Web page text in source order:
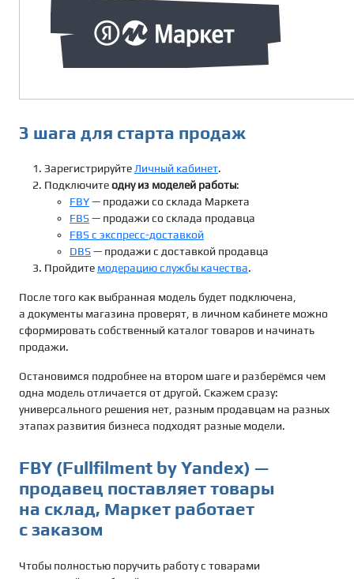
3 шага для старта продаж
ЗарегистрируйтеЛичный кабинет.
Подключитеодну из моделей работы:
FBY— продажи со склада Маркета
FBS— продажи со склада продавца
FBS с экспресс-доставкой
DBS— продажи с доставкой продавца
Пройдите модерацию службы качества.
После того как выбранная модель будет подключена,
а документы магазина проверят, в личном кабинете можно
сформировать собственный каталог товаров и начинать
продажи.
Остановимся подробнее на втором шаге и разберёмся чем
одна модель отличается от другой. Скажем сразу:
универсального решения нет, разным продавцам на разных
этапах развития бизнеса подходят разные модели.
FBY (Fullfilment by Yandex) —
продавец поставляет товары
на склад, Маркет работает
с заказом
Чтобы полностью поручить работу с товарами